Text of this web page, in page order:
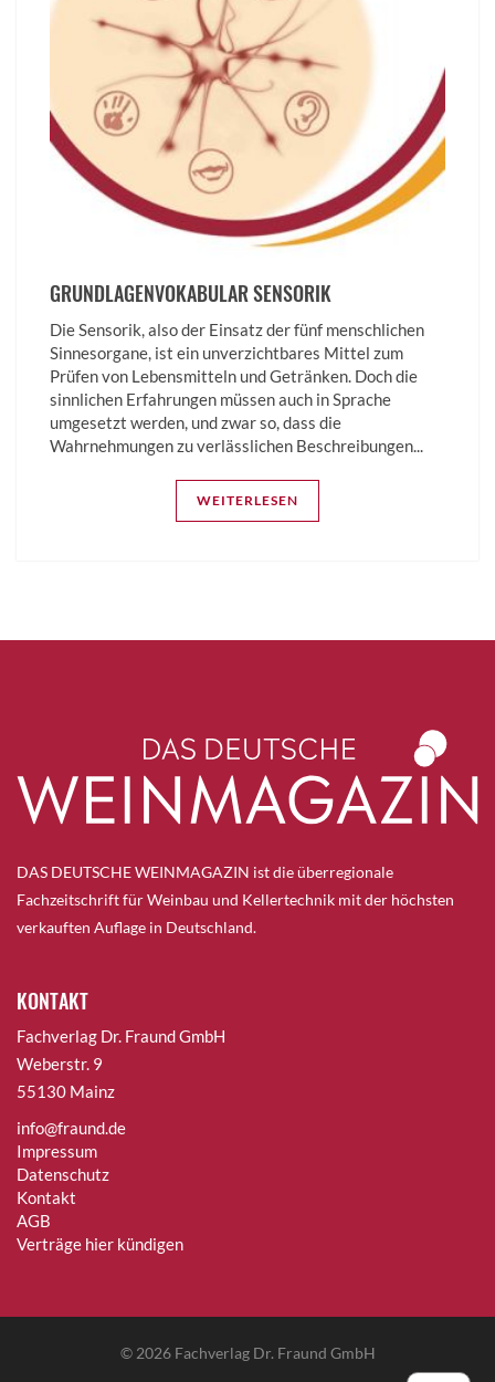
GRUNDLAGENVOKABULAR SENSORIK
Die Sensorik, also der Einsatz der fünf menschlichen
Sinnesorgane, ist ein unverzichtbares Mittel zum
Prüfen von Lebensmitteln und Getränken. Doch die
sinnlichen Erfahrungen müssen auch in Sprache
umgesetzt werden, und zwar so, dass die
Wahrnehmungen zu verlässlichen Beschreibungen...
WEITERLESEN
DAS DEUTSCHE WEINMAGAZIN ist die überregionale
Fachzeitschrift für Weinbau und Kellertechnik mit der höchsten
verkauften Auflage in Deutschland.
KONTAKT
Fachverlag Dr. Fraund GmbH
Weberstr. 9
55130 Mainz
info@fraund.de
Impressum
Datenschutz
Kontakt
AGB
Verträge hier kündigen
© 2026 Fachverlag Dr. Fraund GmbH